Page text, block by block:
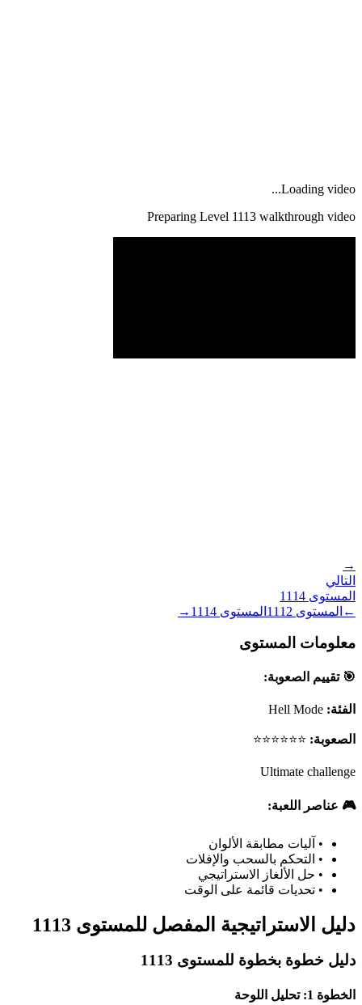
Loading video...
Preparing Level 1113 walkthrough video
→
التالي
المستوى 1114
← المستوى 1112 المستوى 1114
→
معلومات المستوى
🎯 تقييم الصعوبة:
الفئة: Hell Mode
الصعوبة: ⭐⭐⭐⭐⭐⭐
Ultimate challenge
🎮 عناصر اللعبة:
• آليات مطابقة الألوان
• التحكم بالسحب والإفلات
• حل الألغاز الاستراتيجي
• تحديات قائمة على الوقت
دليل الاستراتيجية المفصل للمستوى 1113
دليل خطوة بخطوة للمستوى 1113
الخطوة 1: تحليل اللوحة